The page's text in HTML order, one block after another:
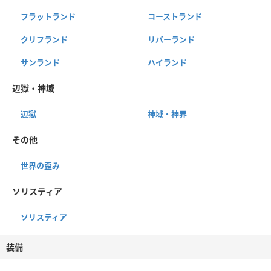
フラットランド コーストランド
クリフランド リバーランド
サンランド ハイランド
辺獄・神域
辺獄 神域・神界
その他
世界の歪み
ソリスティア
ソリスティア
装備